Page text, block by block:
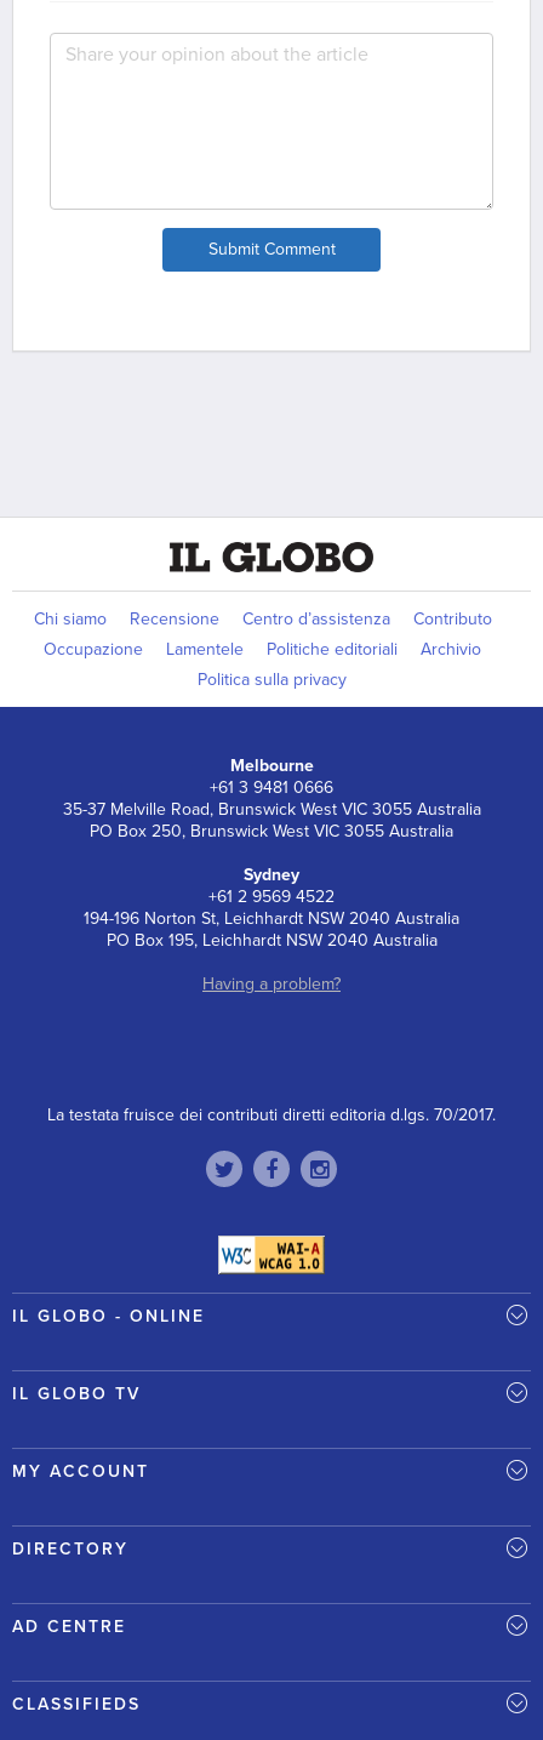
Submit Comment
Chi siamo Recensione Centro d’assistenza
Contributo
Occupazione
Lamentele Politiche editoriali
Archivio
Politica sulla privacy
Melbourne
+61 3 9481 0666
35-37 Melville Road, Brunswick West VIC 3055 Australia
PO Box 250, Brunswick West VIC 3055 Australia
Sydney
+61 2 9569 4522
194-196 Norton St, Leichhardt NSW 2040 Australia
PO Box 195, Leichhardt NSW 2040 Australia
Having a problem?
La testata fruisce dei contributi diretti editoria d.lgs. 70/2017.
IL GLOBO - ONLINE
IL GLOBO TV
MY ACCOUNT
DIRECTORY
AD CENTRE
CLASSIFIEDS